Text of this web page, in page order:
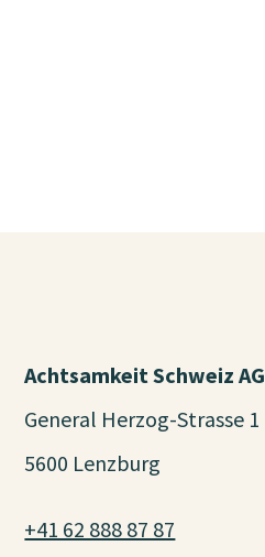
Achtsamkeit Schweiz AG
General Herzog-Strasse 1
5600 Lenzburg
+41 62 888 87 87